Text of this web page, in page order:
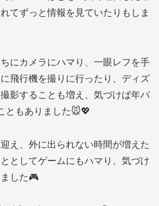
てずっと情報を見ていたりもしま
にカメラにハマり、一眼レフを手
飛行機を撮りに行ったり、ディズ
影することも増え、気づけば年パ
ともありました🐭💖
え、外に出られない時間が増えた
としてゲームにもハマり、気づけ
した🎮